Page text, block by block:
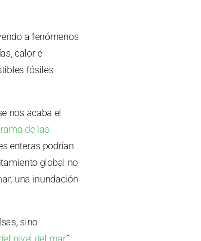
a fenómenos
calor e
fósiles
nos acaba el
de las
enteras podrían
global no
una inundación
sino
nivel del mar”,